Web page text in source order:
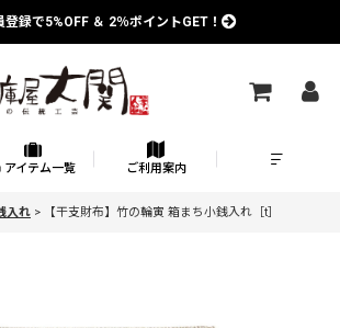
登録で5%OFF ＆ 2％ポイントGET！
アイテム一覧 ご利用案内
入れ > 【干支財布】竹の輪寅 箱まち小銭入れ［t］